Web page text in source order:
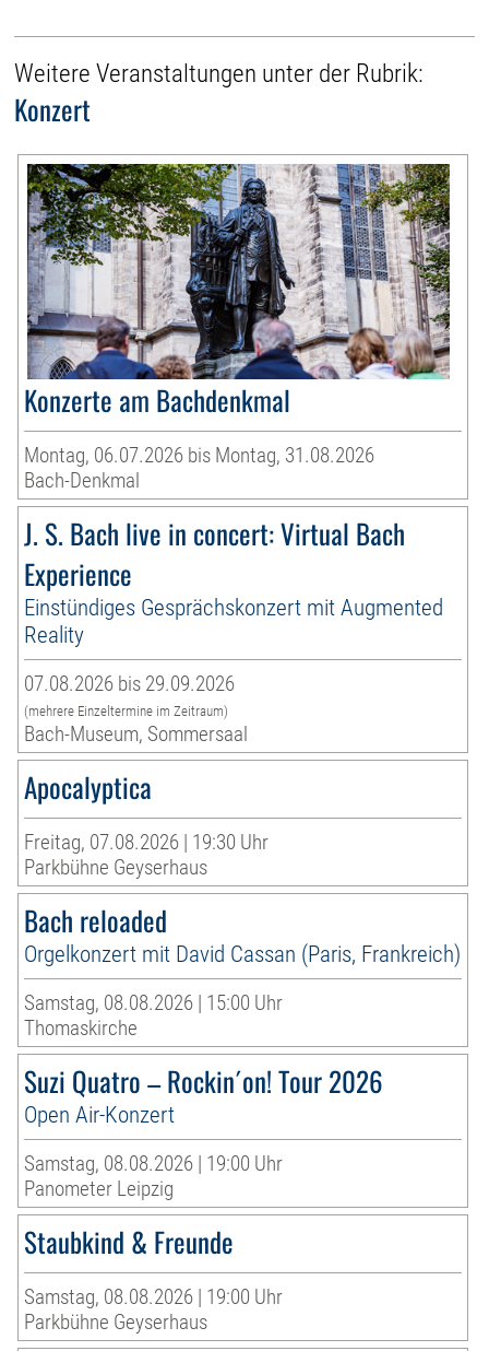
Weitere Veranstaltungen unter der Rubrik:
Konzert
Konzerte am Bachdenkmal
Montag, 06.07.2026 bis Montag, 31.08.2026
Bach-Denkmal
J. S. Bach live in concert: Virtual Bach
Experience
Einstündiges Gesprächskonzert mit Augmented
Reality
07.08.2026 bis 29.09.2026
(mehrere Einzeltermine im Zeitraum)
Bach-Museum, Sommersaal
Apocalyptica
Freitag, 07.08.2026 | 19:30 Uhr
Parkbühne Geyserhaus
Bach reloaded
Orgelkonzert mit David Cassan (Paris, Frankreich)
Samstag, 08.08.2026 | 15:00 Uhr
Thomaskirche
Suzi Quatro – Rockin´on! Tour 2026
Open Air-Konzert
Samstag, 08.08.2026 | 19:00 Uhr
Panometer Leipzig
Staubkind & Freunde
Samstag, 08.08.2026 | 19:00 Uhr
Parkbühne Geyserhaus